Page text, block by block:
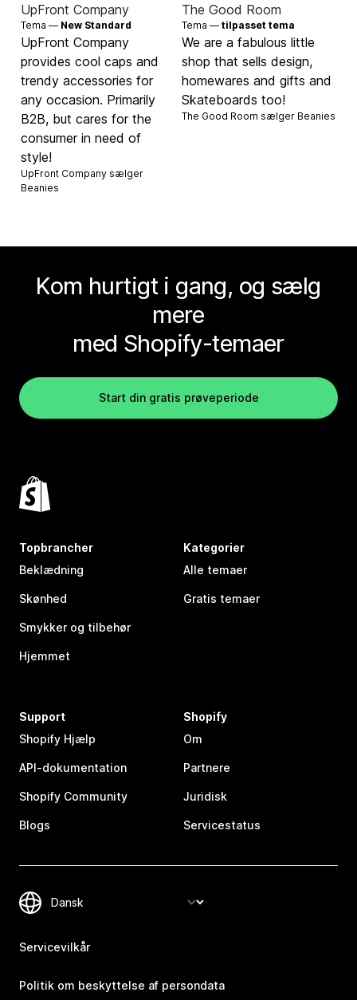
UpFront Company
Tema — New Standard
UpFront Company
provides cool caps and
trendy accessories for
any occasion. Primarily
B2B, but cares for the
consumer in need of
style!
UpFront Company sælger
Beanies
The Good Room
Tema — tilpasset tema
We are a fabulous little
shop that sells design,
homewares and gifts and
Skateboards too!
The Good Room sælger Beanies
Kom hurtigt i gang, og sælg
mere
med Shopify-temaer
Start din gratis prøveperiode
Topbrancher
Beklædning
Skønhed
Smykker og tilbehør
Hjemmet
Kategorier
Alle temaer
Gratis temaer
Support
Shopify Hjælp
API-dokumentation
Shopify Community
Blogs
Shopify
Om
Partnere
Juridisk
Servicestatus
Servicevilkår
Politik om beskyttelse af persondata